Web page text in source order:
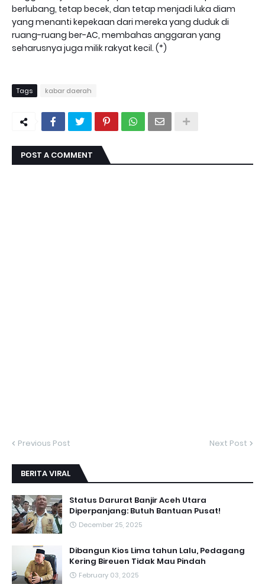
berlubang, tetap becek, dan tetap menjadi luka diam
yang menanti kepekaan dari mereka yang duduk di
ruang-ruang ber-AC, membahas anggaran yang
seharusnya juga milik rakyat kecil. (*)
Tags kabar daerah
POST A COMMENT
Previous Post Next Post
BERITA VIRAL
Status Darurat Banjir Aceh Utara
Diperpanjang: Butuh Bantuan Pusat!
December 25, 2025
Dibangun Kios Lima tahun Lalu, Pedagang
Kering Bireuen Tidak Mau Pindah
February 03, 2025